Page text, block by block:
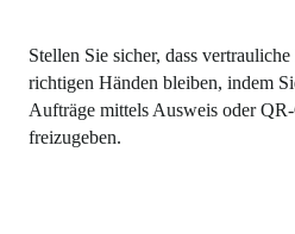
Stellen Sie sicher, dass
richtigen Händen bleiben, indem
Aufträge mittels Ausweis oder
freizugeben.